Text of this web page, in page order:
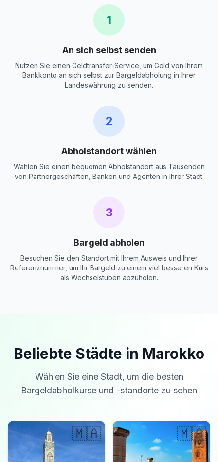
1
An sich selbst senden
Nutzen Sie einen Geldtransfer-Service, um Geld von Ihrem
Bankkonto an sich selbst zur Bargeldabholung in Ihrer
Landeswährung zu senden.
2
Abholstandort wählen
Wählen Sie einen bequemen Abholstandort aus Tausenden
von Partnergeschäften, Banken und Agenten in Ihrer Stadt.
3
Bargeld abholen
Besuchen Sie den Standort mit Ihrem Ausweis und Ihrer
Referenznummer, um Ihr Bargeld zu einem viel besseren Kurs
als Wechselstuben abzuholen.
Beliebte Städte in Marokko
Wählen Sie eine Stadt, um die besten
Bargeldabholkurse und -standorte zu sehen
🇲🇦 🇲🇦